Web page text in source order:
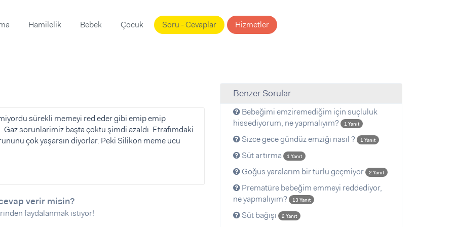
Hamilelik Bebek Çocuk Soru - Cevaplar Hizmetler
sürekli memeyi red eder gibi emip emip
sorunlarimiz başta çoktu şimdi azaldı. Etrafımdaki
çok yaşarsın diyorlar. Peki Silikon meme ucu
verir misin?
faydalanmak istiyor!
Benzer Sorular
Bebeğimi emziremediğim için suçluluk
hissediyorum, ne yapmalıyım?
1 Yanıt
Sizce gece gündüz emziği nasıl ? 1 Yanıt
Süt artırma 1 Yanıt
Göğüs yaralarım bir türlü geçmiyor 2 Yanıt
Prematüre bebeğim emmeyi reddediyor,
ne yapmalıyım?
13 Yanıt
Süt bağışı 2 Yanıt